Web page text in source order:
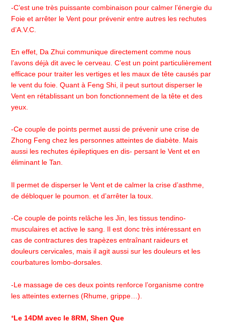
-C’est une très puissante combinaison pour calmer l’énergie du
Foie et arrêter le Vent pour prévenir entre autres les rechutes
d’A.V.C.
En effet, Da Zhui communique directement comme nous
l’avons déjà dit avec le cerveau. C’est un point particulièrement
efficace pour traiter les vertiges et les maux de tête causés par
le vent du foie. Quant à Feng Shi, il peut surtout disperser le
Vent en rétablissant un bon fonctionnement de la tête et des
yeux.
-Ce couple de points permet aussi de prévenir une crise de
Zhong Feng chez les personnes atteintes de diabète. Mais
aussi les rechutes épileptiques en dis- persant le Vent et en
éliminant le Tan.
Il permet de disperser le Vent et de calmer la crise d’asthme,
de débloquer le poumon. et d’arrêter la toux.
-Ce couple de points relâche les Jin, les tissus tendino-
musculaires et active le sang. Il est donc très intéressant en
cas de contractures des trapèzes entraînant raideurs et
douleurs cervicales, mais il agit aussi sur les douleurs et les
courbatures lombo-dorsales.
-Le massage de ces deux points renforce l’organisme contre
les atteintes externes (Rhume, grippe…).
*Le 14DM avec le 8RM, Shen Que